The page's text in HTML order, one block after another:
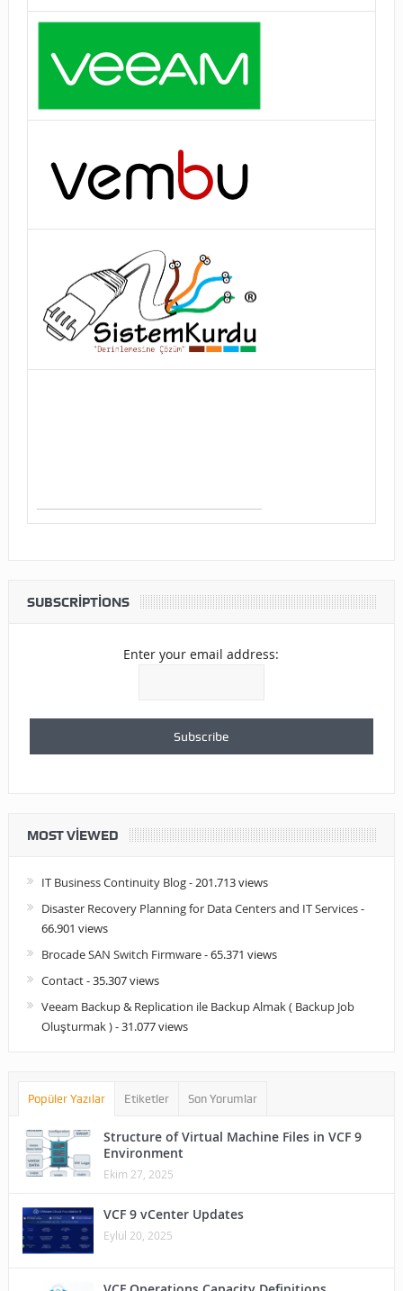
SUBSCRIPTIONS
Enter your email address:
MOST VIEWED
IT Business Continuity Blog- 201.713 views
Disaster Recovery Planning for Data Centers and IT Services-
66.901 views
Brocade SAN Switch Firmware- 65.371 views
Contact- 35.307 views
Veeam Backup & Replication ile Backup Almak ( Backup Job
Oluşturmak )- 31.077 views
Popüler Yazılar Etiketler Son Yorumlar
Structure of Virtual Machine Files in VCF 9
Environment
Ekim 27, 2025
VCF 9 vCenter Updates
Eylül 20, 2025